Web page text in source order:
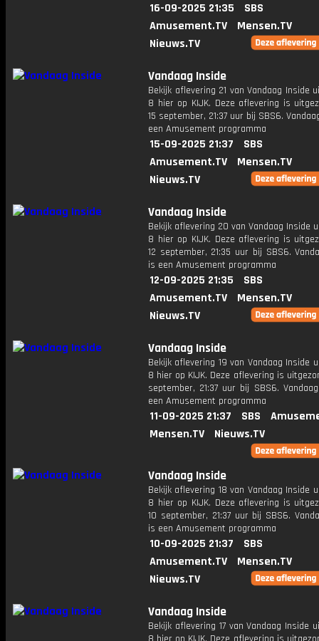
16-09-2025 21:35
SBS
Amusement.TV
Mensen.TV
Nieuws.TV
Vandaag Inside
Bekijk aflevering 21 van Vandaag Inside
8 hier op KIJK. Deze aflevering is
15 september, 21:37 uur bij SBS6.
een Amusement programma
15-09-2025 21:37
SBS
Amusement.TV
Mensen.TV
Nieuws.TV
Vandaag Inside
Bekijk aflevering 20 van Vandaag Inside
8 hier op KIJK. Deze aflevering is
12 september, 21:35 uur bij SBS6.
is een Amusement programma
12-09-2025 21:35
SBS
Amusement.TV
Mensen.TV
Nieuws.TV
Vandaag Inside
Bekijk aflevering 19 van Vandaag Inside
8 hier op KIJK. Deze aflevering is
september, 21:37 uur bij SBS6.
een Amusement programma
11-09-2025 21:37 SBS
Mensen.TV
Nieuws.TV
Vandaag Inside
Bekijk aflevering 18 van Vandaag Inside
8 hier op KIJK. Deze aflevering is
10 september, 21:37 uur bij SBS6.
is een Amusement programma
10-09-2025 21:37
SBS
Amusement.TV
Mensen.TV
Nieuws.TV
Vandaag Inside
Bekijk aflevering 17 van Vandaag Inside